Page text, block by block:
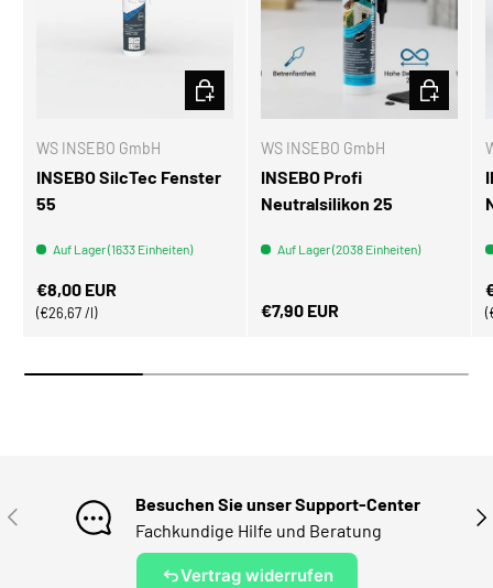
WS INSEBO GmbH
INSEBO SilcTec Fenster
55
Auf Lager (1633 Einheiten)
Normaler Preis
€8,00 EUR
Grundpreis
€26,67 /l
OPTIONEN AUSWÄHLEN
WS INSEBO GmbH
INSEBO Profi
Neutralsilikon 25
Auf Lager (2038 Einheiten)
Normaler Preis
€7,90 EUR
VORHERIGE
Besuchen Sie unser Support-Center
Fachkundige Hilfe und Beratung
Vertrag widerrufen